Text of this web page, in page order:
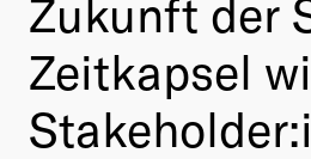
Zukunft der
Zeitkapsel